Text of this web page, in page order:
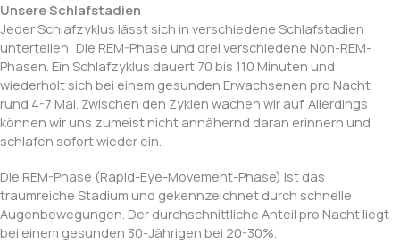
Unsere Schlafstadien
Jeder Schlafzyklus lässt sich in verschiedene Schlafstadien
unterteilen: Die REM-Phase und drei verschiedene Non-REM-
Phasen. Ein Schlafzyklus dauert 70 bis 110 Minuten und
wiederholt sich bei einem gesunden Erwachsenen pro Nacht
rund 4-7 Mal. Zwischen den Zyklen wachen wir auf. Allerdings
können wir uns zumeist nicht annähernd daran erinnern und
schlafen sofort wieder ein.
Die REM-Phase (Rapid-Eye-Movement-Phase) ist das
traumreiche Stadium und gekennzeichnet durch schnelle
Augenbewegungen. Der durchschnittliche Anteil pro Nacht liegt
bei einem gesunden 30-Jährigen bei 20-30%.